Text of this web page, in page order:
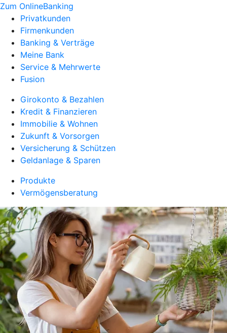
Zum OnlineBanking
Privatkunden
Firmenkunden
Banking & Verträge
Meine Bank
Service & Mehrwerte
Fusion
Girokonto & Bezahlen
Kredit & Finanzieren
Immobilie & Wohnen
Zukunft & Vorsorgen
Versicherung & Schützen
Geldanlage & Sparen
Produkte
Vermögensberatung